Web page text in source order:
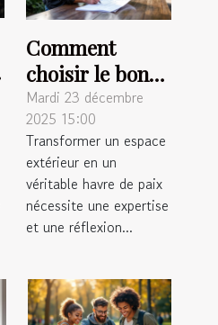
Comment
choisir le bon
paysagiste pour
métamorphoser
votre espace
extérieur ?
Mardi 23 décembre
2025 15:00
Transformer un espace
extérieur en un
véritable havre de paix
nécessite une expertise
et une réflexion...